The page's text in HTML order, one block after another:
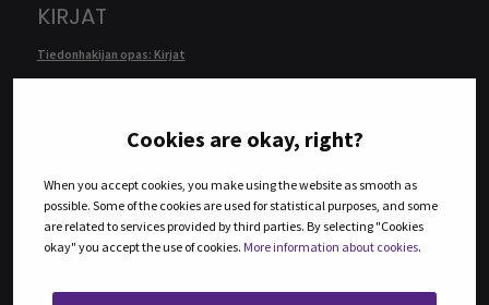
Cookies are okay, right?
When you accept cookies, you make using the website as smooth as
possible. Some of the cookies are used for statistical purposes, and some
are related to services provided by third parties. By selecting "Cookies
okay" you accept the use of cookies. More information about cookies.
KIRJAT
Tiedonhakijan opas: Kirjat
E-kirjaopas
Ammattikirjasto
Verkkokirjahylly
Duodecim Oppiportti
Ebsco eBook Collection